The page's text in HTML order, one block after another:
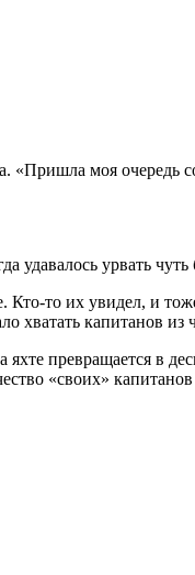
моя очередь
удавалось урвать чуть
Кто-то их увидел, и
хватать капитанов из
превращается в
«своих»